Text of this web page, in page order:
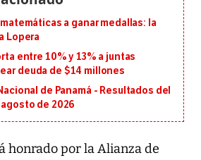
a ganar medallas: la
Lopera
entre 10% y 13% a juntas
deuda de $14 millones
de Panamá - Resultados del
de 2026
honrado por la Alianza de